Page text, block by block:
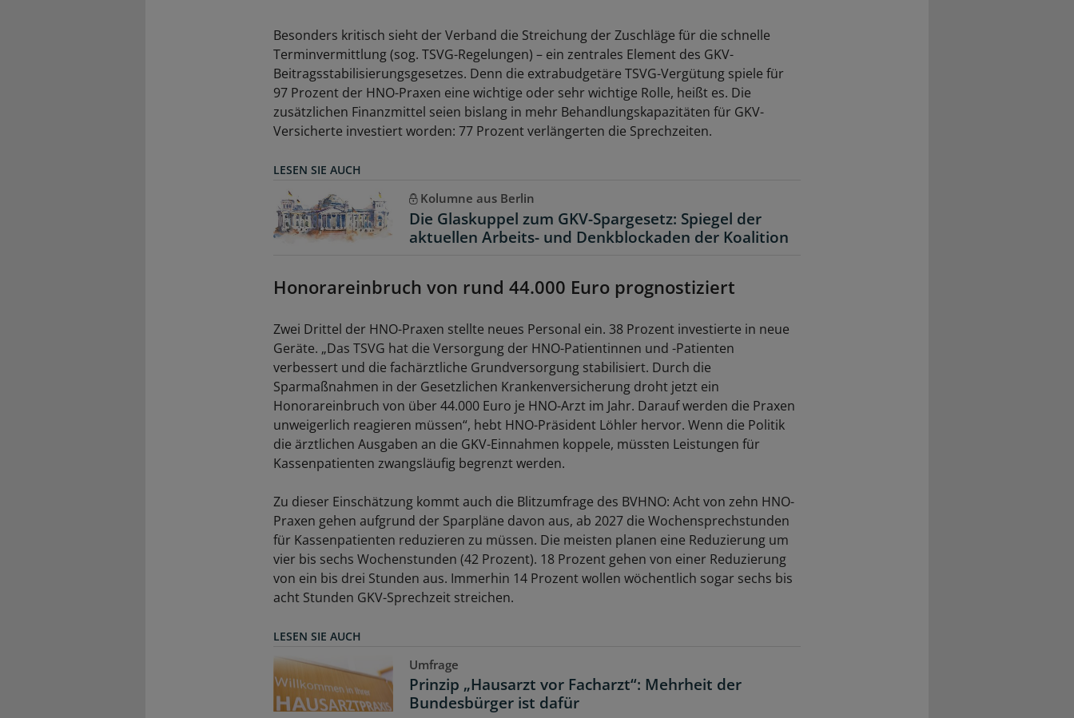
Besonders kritisch sieht der Verband die Streichung der Zuschläge für die schnelle
Terminvermittlung (sog. TSVG-Regelungen) – ein zentrales Element des GKV-
Beitragsstabilisierungsgesetzes. Denn die extrabudgetäre TSVG-Vergütung spiele für
97 Prozent der HNO-Praxen eine wichtige oder sehr wichtige Rolle, heißt es. Die
zusätzlichen Finanzmittel seien bislang in mehr Behandlungskapazitäten für GKV-
Versicherte investiert worden: 77 Prozent verlängerten die Sprechzeiten.
LESEN SIE AUCH
Kolumne aus Berlin
Die Glaskuppel zum GKV-Spargesetz: Spiegel der
aktuellen Arbeits- und Denkblockaden der Koalition
Honorareinbruch von rund 44.000 Euro prognostiziert
Zwei Drittel der HNO-Praxen stellte neues Personal ein. 38 Prozent investierte in neue
Geräte. „Das TSVG hat die Versorgung der HNO-Patientinnen und -Patienten
verbessert und die fachärztliche Grundversorgung stabilisiert. Durch die
Sparmaßnahmen in der Gesetzlichen Krankenversicherung droht jetzt ein
Honorareinbruch von über 44.000 Euro je HNO-Arzt im Jahr. Darauf werden die Praxen
unweigerlich reagieren müssen“, hebt HNO-Präsident Löhler hervor. Wenn die Politik
die ärztlichen Ausgaben an die GKV-Einnahmen koppele, müssten Leistungen für
Kassenpatienten zwangsläufig begrenzt werden.
Zu dieser Einschätzung kommt auch die Blitzumfrage des BVHNO: Acht von zehn HNO-
Praxen gehen aufgrund der Sparpläne davon aus, ab 2027 die Wochensprechstunden
für Kassenpatienten reduzieren zu müssen. Die meisten planen eine Reduzierung um
vier bis sechs Wochenstunden (42 Prozent). 18 Prozent gehen von einer Reduzierung
von ein bis drei Stunden aus. Immerhin 14 Prozent wollen wöchentlich sogar sechs bis
acht Stunden GKV-Sprechzeit streichen.
LESEN SIE AUCH
Umfrage
Prinzip „Hausarzt vor Facharzt“: Mehrheit der
Bundesbürger ist dafür